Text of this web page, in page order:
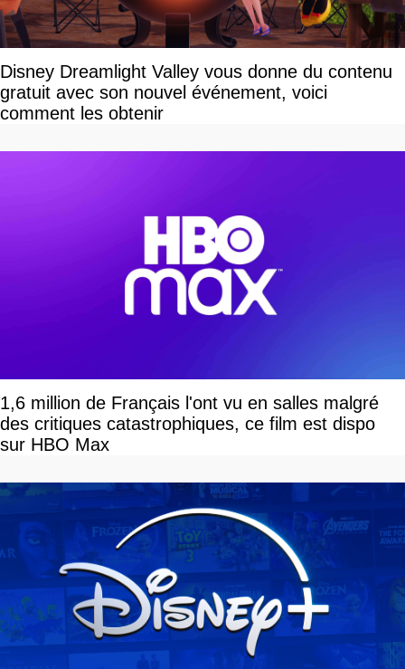
Disney Dreamlight Valley vous donne du contenu
gratuit avec son nouvel événement, voici
comment les obtenir
1,6 million de Français l'ont vu en salles malgré
des critiques catastrophiques, ce film est dispo
sur HBO Max